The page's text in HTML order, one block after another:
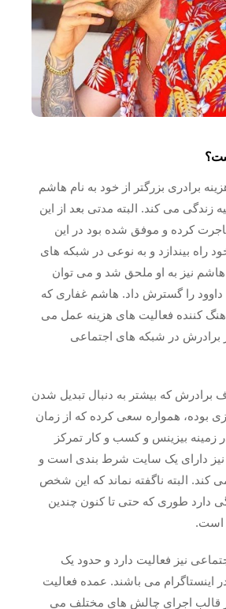
برادری بزرگتر از خود به نام هاشم
زندگی می‌ کند. البته مدتی بعد از این
کرده و موفق شده بود در این
راه بیندازد و به نوعی در شبکه‌ های
نیز به او ملحق شد و می ‌توان
را گسترش داد. هاشم غفاری که
کننده فعالیت ‌های هزینه عمل می
برادرش در شبکه‌ های اجتماعی
برادرش که بیشتر به دنبال تبدیل شدن
بوده، همواره سعی کرده که از زمان
زمینه بیزینس و کسب و کار تمرکز
دارای یک سایت شرط‌ بندی است و
البته ناگفته نماند که این شخص
دارد طوری که حتی تا کنون چندین
است.
نیز فعالیت دارد و حدود یک
اینستاگرام می ‌باشند. عمده فعالیت
قالب اجرای چالش های مختلف می‌